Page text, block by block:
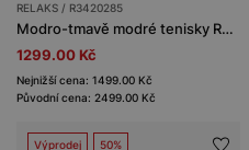
RELAKS / R3420285
Modro-tmavě modré tenisky RELAKS s šedými vsadkami
1299.00 Kč
Nejnižší cena: 1499.00 Kč
Původní cena: 2499.00 Kč
Výprodej 50%